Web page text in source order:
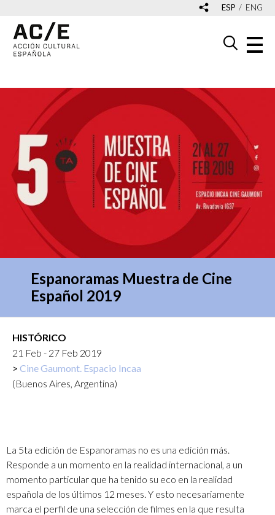
ESP ENG
Espanoramas Muestra de Cine
Español 2019
HISTÓRICO
21 Feb - 27 Feb 2019
Cine Gaumont. Espacio Incaa
(Buenos Aires, Argentina)
La 5ta edición de Espanoramas no es una edición más.
Responde a un momento en la realidad internacional, a un
momento particular que ha tenido su eco en la realidad
española de los últimos 12 meses. Y esto necesariamente
marca el perfil de una selección de filmes en la que resulta